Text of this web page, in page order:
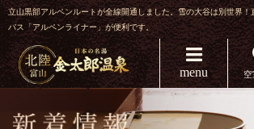
立山黒部アルペンルートが全線開通しました。雪の大谷は別世界！
バス「アルペンライナー」が便利です。
menu